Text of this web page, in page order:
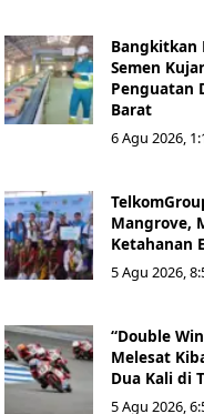
Bangkitkan
Semen
Penguatan
Barat
6 Agu 2026,
Mangrove,
Ketahanan
5 Agu 2026,
“Double
Melesat
Dua Kali di
5 Agu 2026,